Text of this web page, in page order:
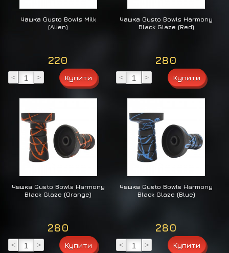
Чашка Gusto Bowls Milk
(Alien)
220
< >
Чашка Gusto Bowls Harmony
Black Glaze (Red)
280
< >
Чашка Gusto Bowls Harmony
Black Glaze (Orange)
280
< >
Чашка Gusto Bowls Harmony
Black Glaze (Blue)
280
< >